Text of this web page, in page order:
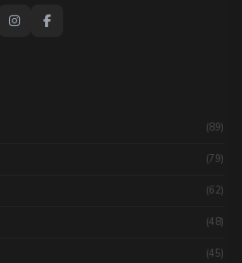
(89)
(79)
(62)
(48)
(45)